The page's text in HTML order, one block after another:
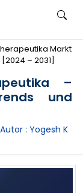
Strom
Markt
– 2031]
–
und
: Yogesh K